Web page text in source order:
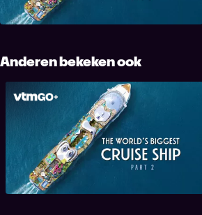
Anderen bekeken ook
Het grootste cruiseschip ter
wereld: deel 2